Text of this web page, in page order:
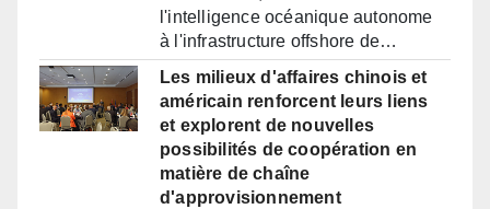
l'intelligence océanique autonome
à l'infrastructure offshore de…
Les milieux d'affaires chinois et
américain renforcent leurs liens
et explorent de nouvelles
possibilités de coopération en
matière de chaîne
d'approvisionnement